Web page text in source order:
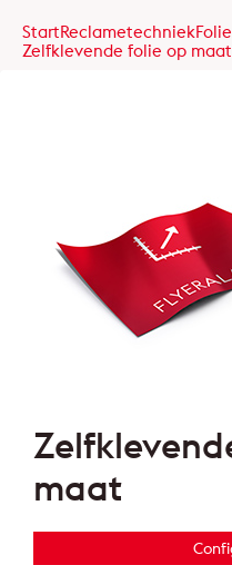
StartReclametechniekFolie
Zelfklevende folie op maat
maat